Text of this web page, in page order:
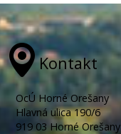
Kontakt
OcÚ Horné Orešany
Hlavná ulica 190/6
919 03 Horné Orešany